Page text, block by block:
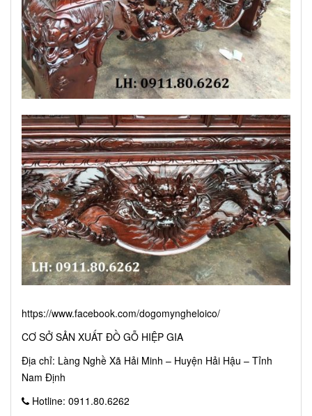
https://www.facebook.com/dogomyngheloico/
CƠ SỞ SẢN XUẤT ĐỒ GỖ HIỆP GIA
Địa chỉ: Làng Nghề Xã Hải Minh – Huyện Hải Hậu – Tỉnh
Nam Định
Hotline: 0911.80.6262